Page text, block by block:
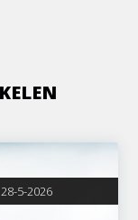
28-5-2026